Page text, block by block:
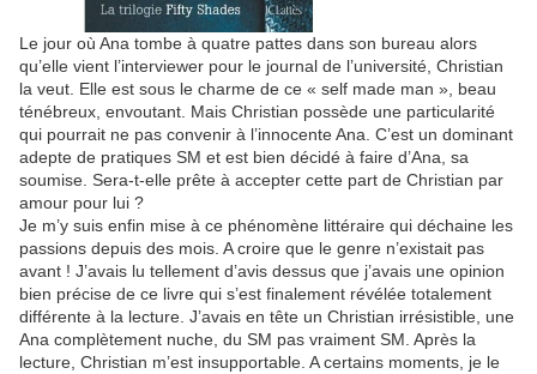
Le jour où Ana tombe à quatre pattes dans son bureau alors
qu’elle vient l’interviewer pour le journal de l’université, Christian
la veut. Elle est sous le charme de ce « self made man », beau
ténébreux, envoutant. Mais Christian possède une particularité
qui pourrait ne pas convenir à l’innocente Ana. C’est un dominant
adepte de pratiques SM et est bien décidé à faire d’Ana, sa
soumise. Sera-t-elle prête à accepter cette part de Christian par
amour pour lui ?
Je m’y suis enfin mise à ce phénomène littéraire qui déchaine les
passions depuis des mois. A croire que le genre n’existait pas
avant ! J’avais lu tellement d’avis dessus que j’avais une opinion
bien précise de ce livre qui s’est finalement révélée totalement
différente à la lecture. J’avais en tête un Christian irrésistible, une
Ana complètement nuche, du SM pas vraiment SM. Après la
lecture, Christian m’est insupportable. A certains moments, je le